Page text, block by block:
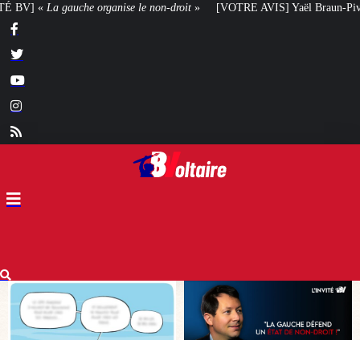
droit» [VOTRE AVIS] Yaël Braun-Pivet doit-elle renoncer à son projet